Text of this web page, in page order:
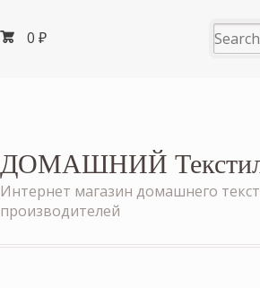
0 ₽
ДОМАШНИЙ
Интернет магазин домашнего
производителей